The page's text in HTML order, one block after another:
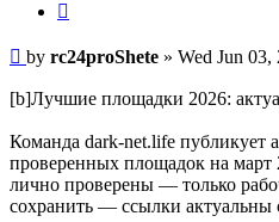
Post
by rc24proShete » Wed Jun 03,
[b]Лучшие площадки 2026:
Команда dark-net.life публикует
проверенных площадок на март
лично проверены — только
сохранить — ссылки актуальны